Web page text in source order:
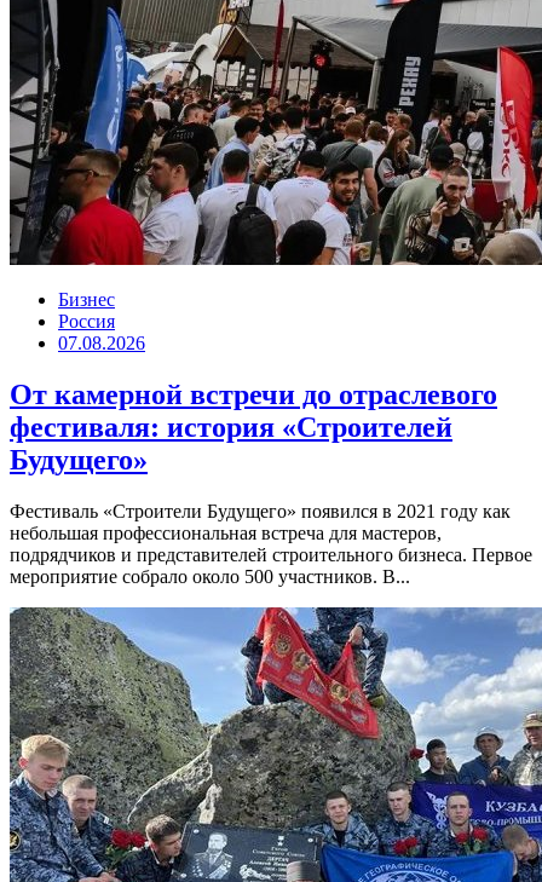
Бизнес
Россия
07.08.2026
От камерной встречи до отраслевого
фестиваля: история «Строителей
Будущего»
Фестиваль «Строители Будущего» появился в 2021 году как
небольшая профессиональная встреча для мастеров,
подрядчиков и представителей строительного бизнеса. Первое
мероприятие собрало около 500 участников. В...